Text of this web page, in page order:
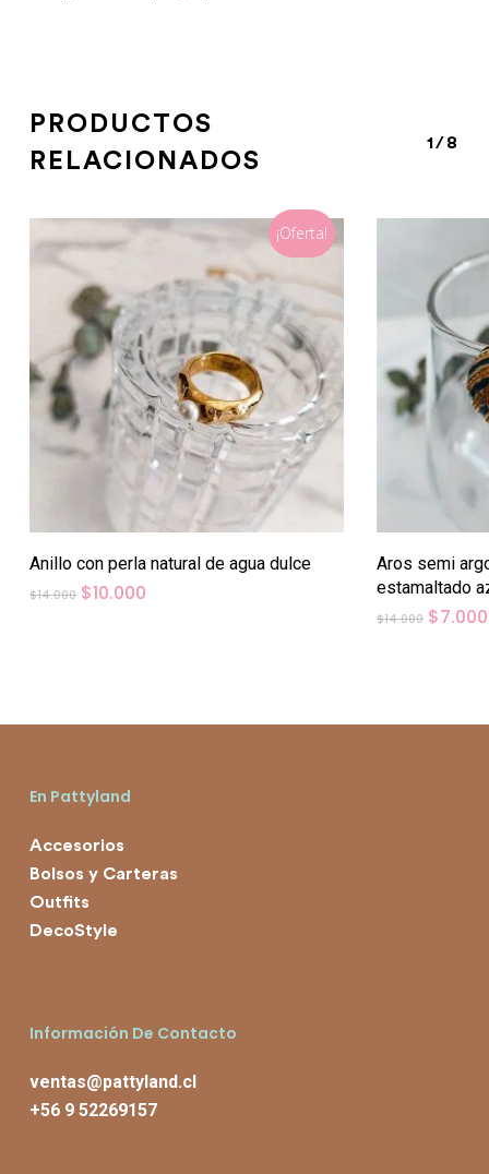
PRODUCTOS
RELACIONADOS
1/8
¡Oferta!
Anillo con perla natural de agua dulce
$14.000 El
$10.000El
Aros semi
estamaltado
$14.000 El
$7.000
En Pattyland
Accesorios
Bolsos y Carteras
Outfits
DecoStyle
Información De Contacto
ventas@pattyland.cl
+56 9 52269157